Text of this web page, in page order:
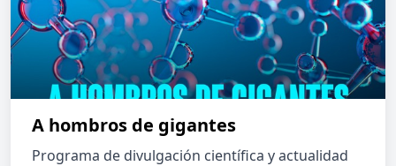
A hombros de gigantes
Programa de divulgación científica y actualidad